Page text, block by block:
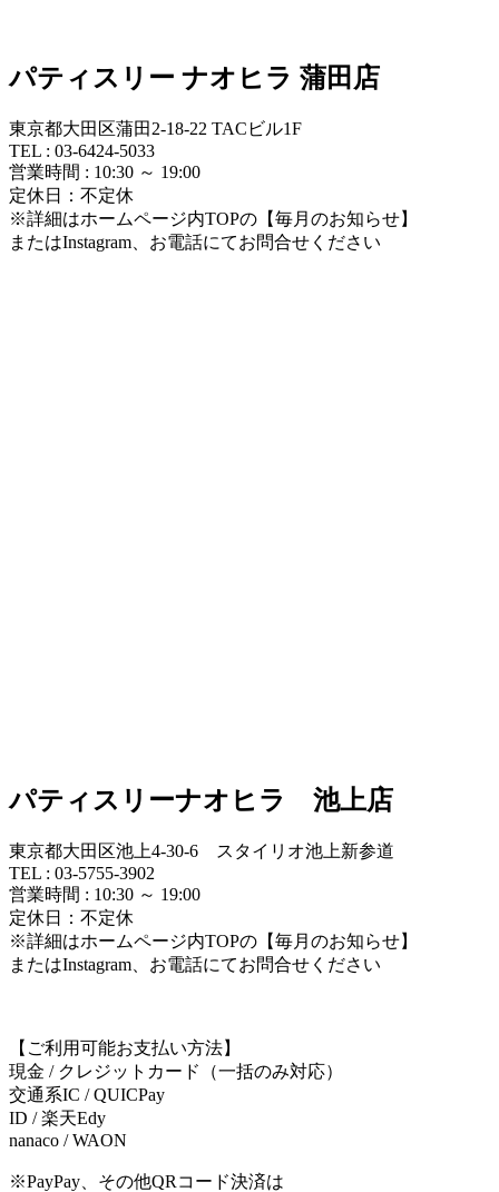
パティスリー ナオヒラ 蒲田店
東京都大田区蒲田2-18-22 TACビル1F
TEL : 03-6424-5033
営業時間 : 10:30 ～ 19:00
定休日：不定休
※詳細はホームページ内TOPの【毎月のお知らせ】
またはInstagram、お電話にてお問合せください
パティスリーナオヒラ 池上店
東京都大田区池上4-30-6 スタイリオ池上新参道
TEL : 03-5755-3902
営業時間 : 10:30 ～ 19:00
定休日：不定休
※詳細はホームページ内TOPの【毎月のお知らせ】
またはInstagram、お電話にてお問合せください
【ご利用可能お支払い方法】
現金 / クレジットカード（一括のみ対応）
交通系IC / QUICPay
ID / 楽天Edy
nanaco / WAON
※PayPay、その他QRコード決済は